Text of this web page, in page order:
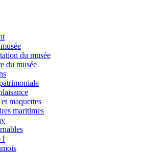
du musée
du musée
maquettes
maritimes